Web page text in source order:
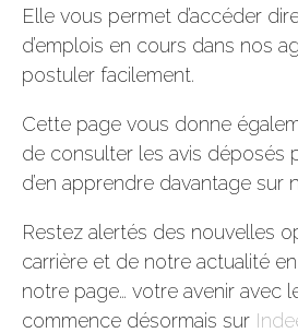
Elle vous permet d’accéder
d’emplois en cours dans nos
postuler facilement.
Cette page vous donne
de consulter les avis déposés
d’en apprendre davantage sur
Restez alertés des nouvelles
carrière et de notre actualité
notre page… votre avenir avec
commence désormais sur